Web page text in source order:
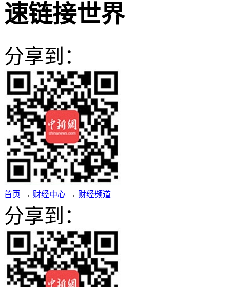
速链接世界
分享到：
首页 → 财经中心 → 财经频道
分享到：